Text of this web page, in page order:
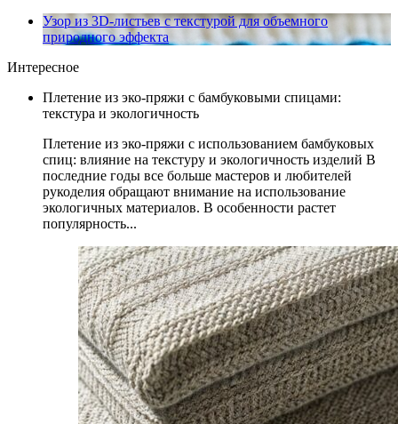
Узор из 3D-листьев с текстурой для объемного
природного эффекта
Интересное
Плетение из эко-пряжи с бамбуковыми спицами:
текстура и экологичность
Плетение из эко-пряжи с использованием бамбуковых
спиц: влияние на текстуру и экологичность изделий В
последние годы все больше мастеров и любителей
рукоделия обращают внимание на использование
экологичных материалов. В особенности растет
популярность...